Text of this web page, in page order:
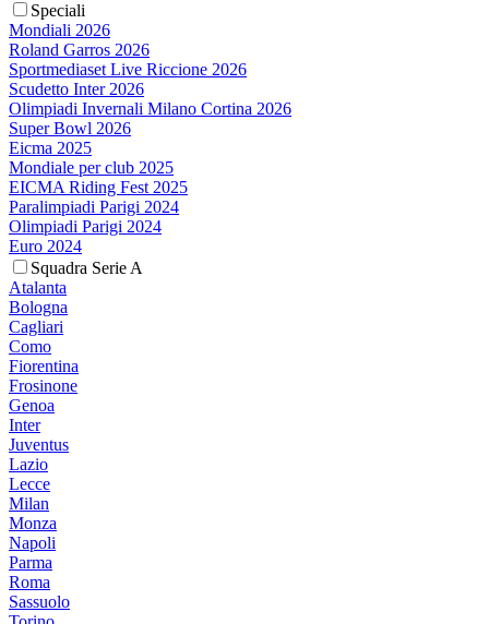
Speciali
Mondiali 2026
Roland Garros 2026
Sportmediaset Live Riccione 2026
Scudetto Inter 2026
Olimpiadi Invernali Milano Cortina 2026
Super Bowl 2026
Eicma 2025
Mondiale per club 2025
EICMA Riding Fest 2025
Paralimpiadi Parigi 2024
Olimpiadi Parigi 2024
Euro 2024
Squadra Serie A
Atalanta
Bologna
Cagliari
Como
Fiorentina
Frosinone
Genoa
Inter
Juventus
Lazio
Lecce
Milan
Monza
Napoli
Parma
Roma
Sassuolo